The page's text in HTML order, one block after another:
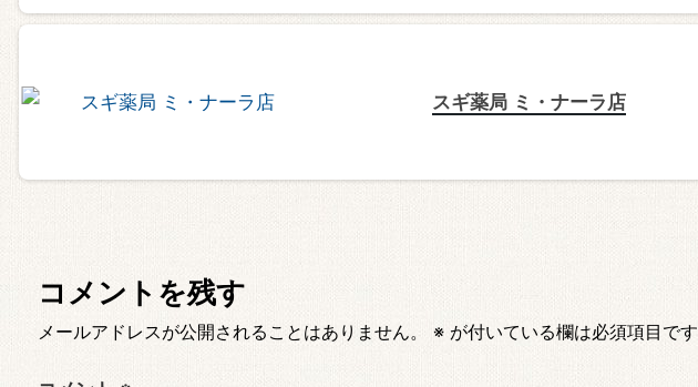
スギ薬局 ミ・ナーラ店
コメントを残す
メールアドレスが公開されることはありません。 ※ が付いている欄は必須項目です